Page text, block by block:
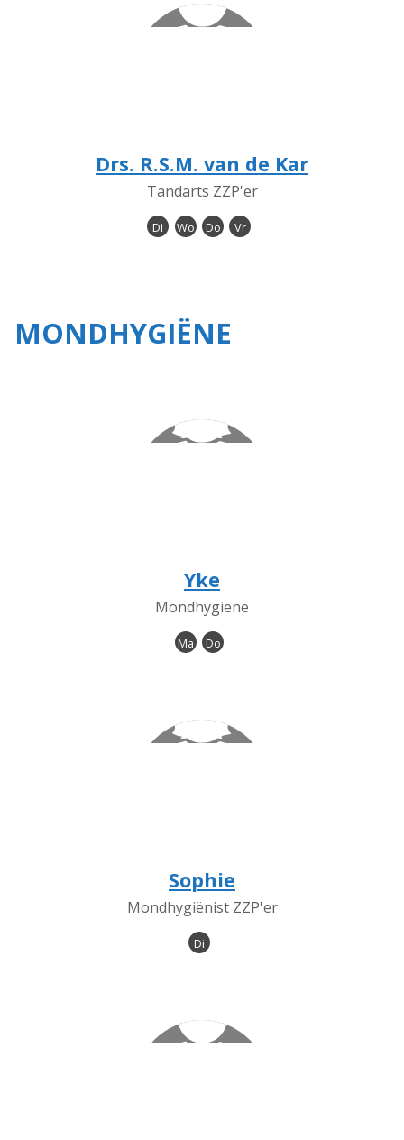
Drs. R.S.M. van de Kar
Tandarts ZZP'er
Di Wo Do Vr
MONDHYGIËNE
Yke
Mondhygiëne
Ma Do
Sophie
Mondhygiënist ZZP'er
Di